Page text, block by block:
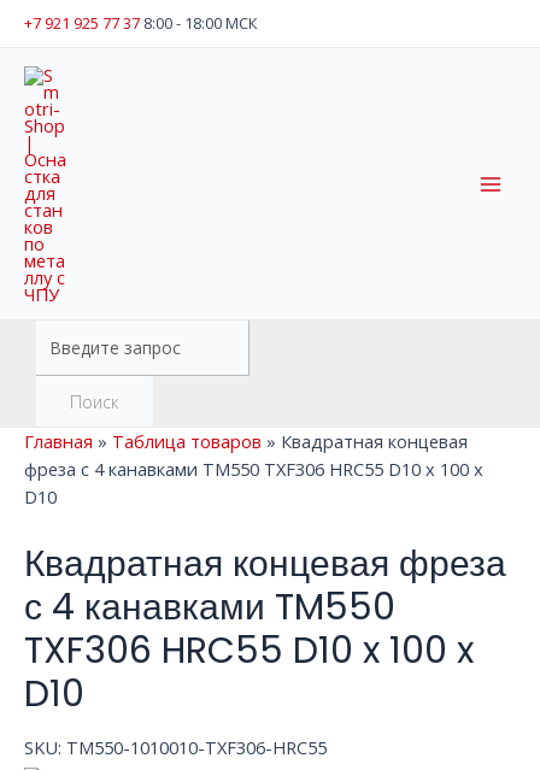
Перейти
содержимому
+7 921 925 77 37 8:00 - 18:00 МСК
товаров
Поиск
Главная » Таблица товаров » Квадратная концевая
фреза с 4 канавками TM550 TXF306 HRC55 D10 x 100 x
D10
Квадратная концевая фреза
с 4 канавками TM550
TXF306 HRC55 D10 x 100 x
D10
SKU: TM550-1010010-TXF306-HRC55